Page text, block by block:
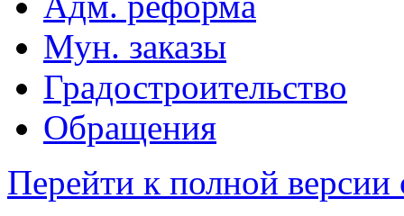
Мун. заказы
Градостроительство
Обращения
Перейти к полной версии